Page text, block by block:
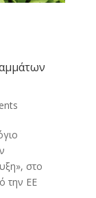
στο
την ΕΕ